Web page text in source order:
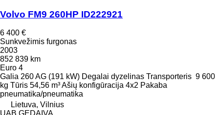
Volvo FM9 260HP ID222921
6 400 €
Sunkvežimis furgonas
2003
852 839 km
Euro 4
Galia 260 AG (191 kW) Degalai dyzelinas Transporteris 9 600
kg Tūris 54,56 m³Ašių konfigūracija 4x2 Pakaba
pneumatika/pneumatika
Lietuva, Vilnius